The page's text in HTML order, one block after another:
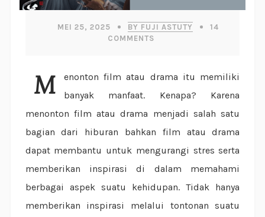
MEI 25, 2025 BY FUJI ASTUTY
14
COMMENTS
Menonton film atau drama itu memiliki
banyak manfaat. Kenapa? Karena
menonton film atau drama menjadi salah satu
bagian dari hiburan bahkan film atau drama
dapat membantu untuk mengurangi stres serta
memberikan inspirasi di dalam memahami
berbagai aspek suatu kehidupan. Tidak hanya
memberikan inspirasi melalui tontonan suatu